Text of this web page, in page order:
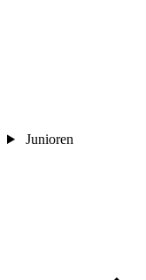
Junioren